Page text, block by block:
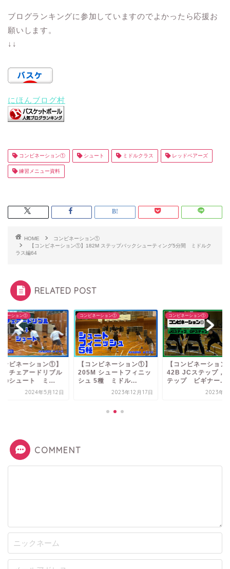
ブログランキングに参加していますのでよかったら応援お
願いします。
↓↓
にほんブログ村
コンビネーション① シュート ミドルクラス レッドベアーズ
練習メニュー資料
HOME
コンビネーション①
【コンビネーション①】182M ステップバックシューティング5分間 ミドルク
ラス編64
RELATED POST
ネーション①
ンビネーション①】
チェアードリブル
のシュート ミ...
2024年5月12日
コンビネーション①
【コンビネーション①】
205M シュートフィニッ
シュ 5種 ミドル...
2023年12月17日
コンビネーション①
【コンビネーショ
42B JCステップ，
テップ ビギナー...
2023年2
COMMENT